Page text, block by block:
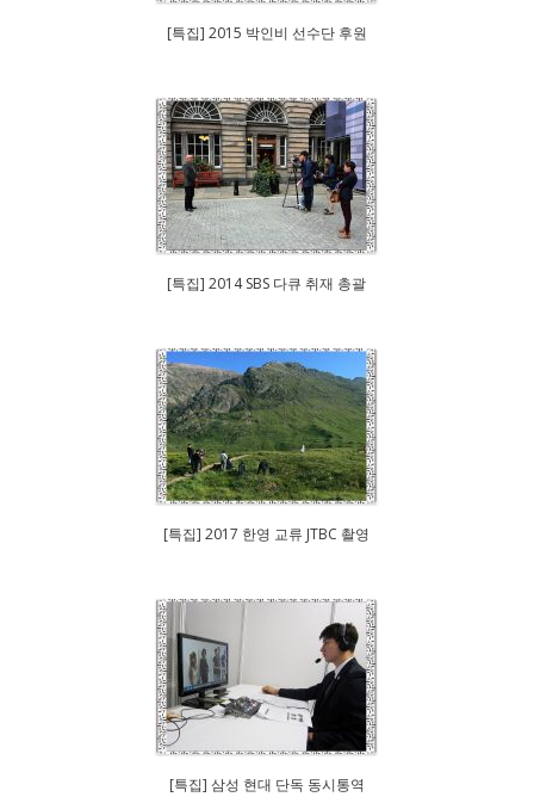
[특집] 2015 박인비 선수단 후원
[특집] 2014 SBS 다큐 취재 총괄
[특집] 2017 한영 교류 JTBC 촬영
[특집] 삼성 현대 단독 동시통역